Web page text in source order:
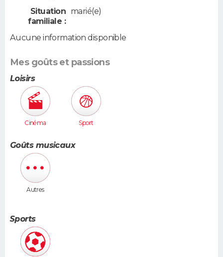
Situation
familiale :
marié(e)
Aucune information disponible
Mes goûts et passions
Loisirs
Cinéma Sport
Goûts musicaux
Autres
Sports